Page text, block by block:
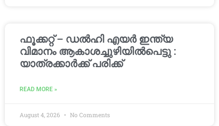
ഫൂക്കറ്റ് – ഡൽഹി എയര്‍ ഇന്ത്യ
വിമാനം ആകാശച്ചുഴിയില്‍പെട്ടു :
യാത്രക്കാര്‍ക്ക് പരിക്ക്
READ MORE »
August 4, 2026 No Comments